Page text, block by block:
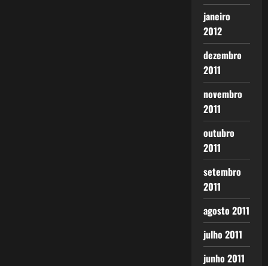
janeiro
2012
dezembro
2011
novembro
2011
outubro
2011
setembro
2011
agosto 2011
julho 2011
junho 2011